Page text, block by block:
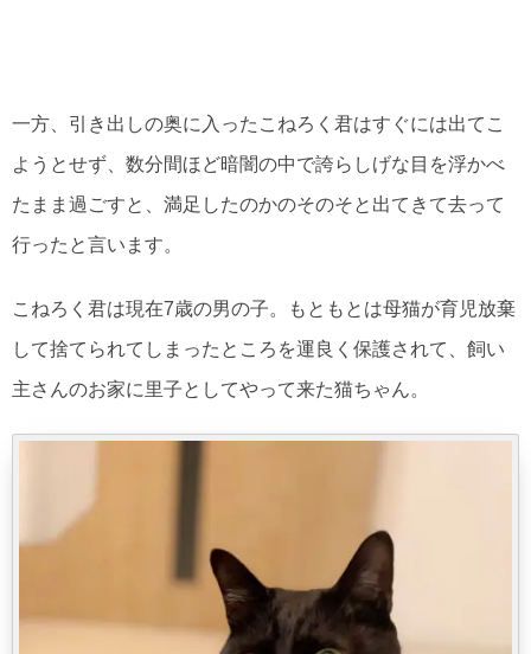
一方、引き出しの奥に入ったこねろく君はすぐには出てこ
ようとせず、数分間ほど暗闇の中で誇らしげな目を浮かべ
たまま過ごすと、満足したのかのそのそと出てきて去って
行ったと言います。
こねろく君は現在7歳の男の子。もともとは母猫が育児放棄
して捨てられてしまったところを運良く保護されて、飼い
主さんのお家に里子としてやって来た猫ちゃん。